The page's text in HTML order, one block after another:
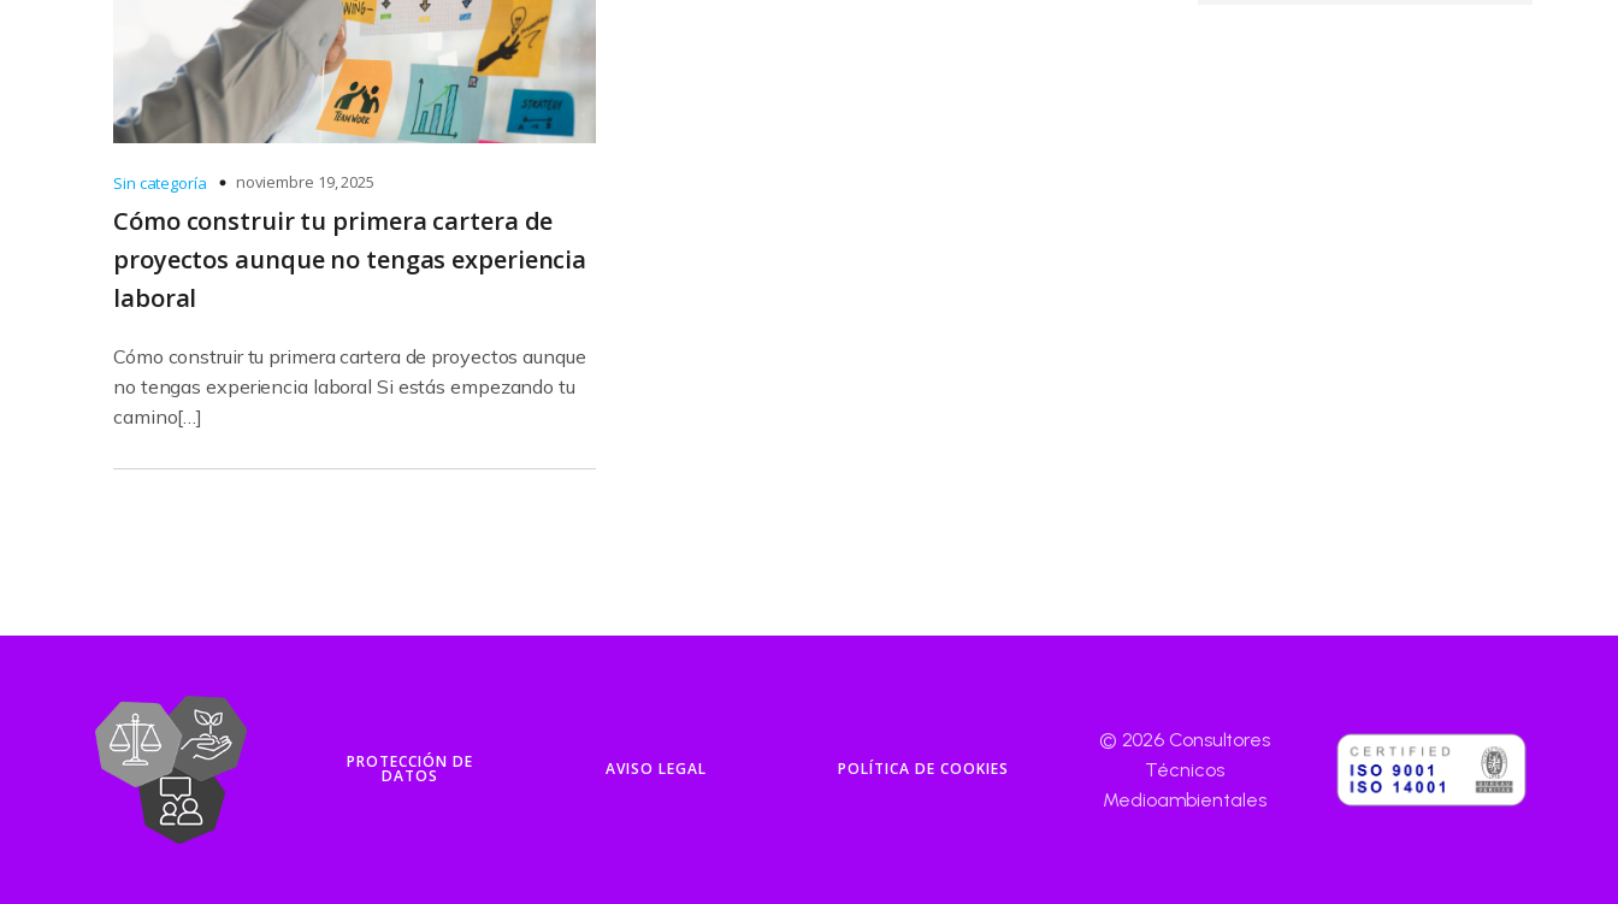
Sin categoría noviembre 19, 2025
Cómo construir tu primera cartera de
proyectos aunque no tengas experiencia
laboral
Cómo construir tu primera cartera de proyectos aunque
no tengas experiencia laboral Si estás empezando tu
camino[…]
PROTECCIÓN DE
DATOS AVISO LEGAL POLÍTICA DE COOKIES
© 2026 Consultores
Técnicos
Medioambientales